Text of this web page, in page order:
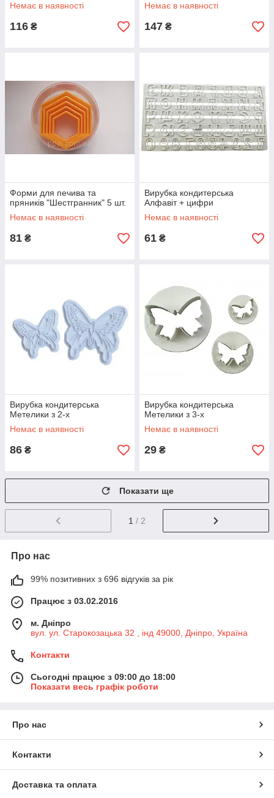
Немає в наявності
116 ₴
Немає в наявності
147 ₴
Форми для печива та
пряників "Шестгранник" 5 шт.
Немає в наявності
81 ₴
Вирубка кондитерська
Алфавіт + цифри
Немає в наявності
61 ₴
Вирубка кондитерська
Метелики з 2-х
Немає в наявності
86 ₴
Вирубка кондитерська
Метелики з 3-х
Немає в наявності
29 ₴
Показати ще
1 / 2
Про нас
99% позитивних з 696 відгуків за рік
Працює з 03.02.2016
м. Дніпро
вул. ул. Старокозацька 32 , інд 49000, Дніпро, Україна
Контакти
Сьогодні працює з 09:00 до 18:00
Показати весь графік роботи
Про нас
Контакти
Доставка та оплата